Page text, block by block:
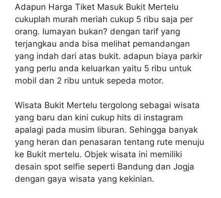
Adapun Harga Tiket Masuk Bukit Mertelu
cukuplah murah meriah cukup 5 ribu saja per
orang. lumayan bukan? dengan tarif yang
terjangkau anda bisa melihat pemandangan
yang indah dari atas bukit. adapun biaya parkir
yang perlu anda keluarkan yaitu 5 ribu untuk
mobil dan 2 ribu untuk sepeda motor.
Wisata Bukit Mertelu tergolong sebagai wisata
yang baru dan kini cukup hits di instagram
apalagi pada musim liburan. Sehingga banyak
yang heran dan penasaran tentang rute menuju
ke Bukit mertelu. Objek wisata ini memiliki
desain spot selfie seperti Bandung dan Jogja
dengan gaya wisata yang kekinian.